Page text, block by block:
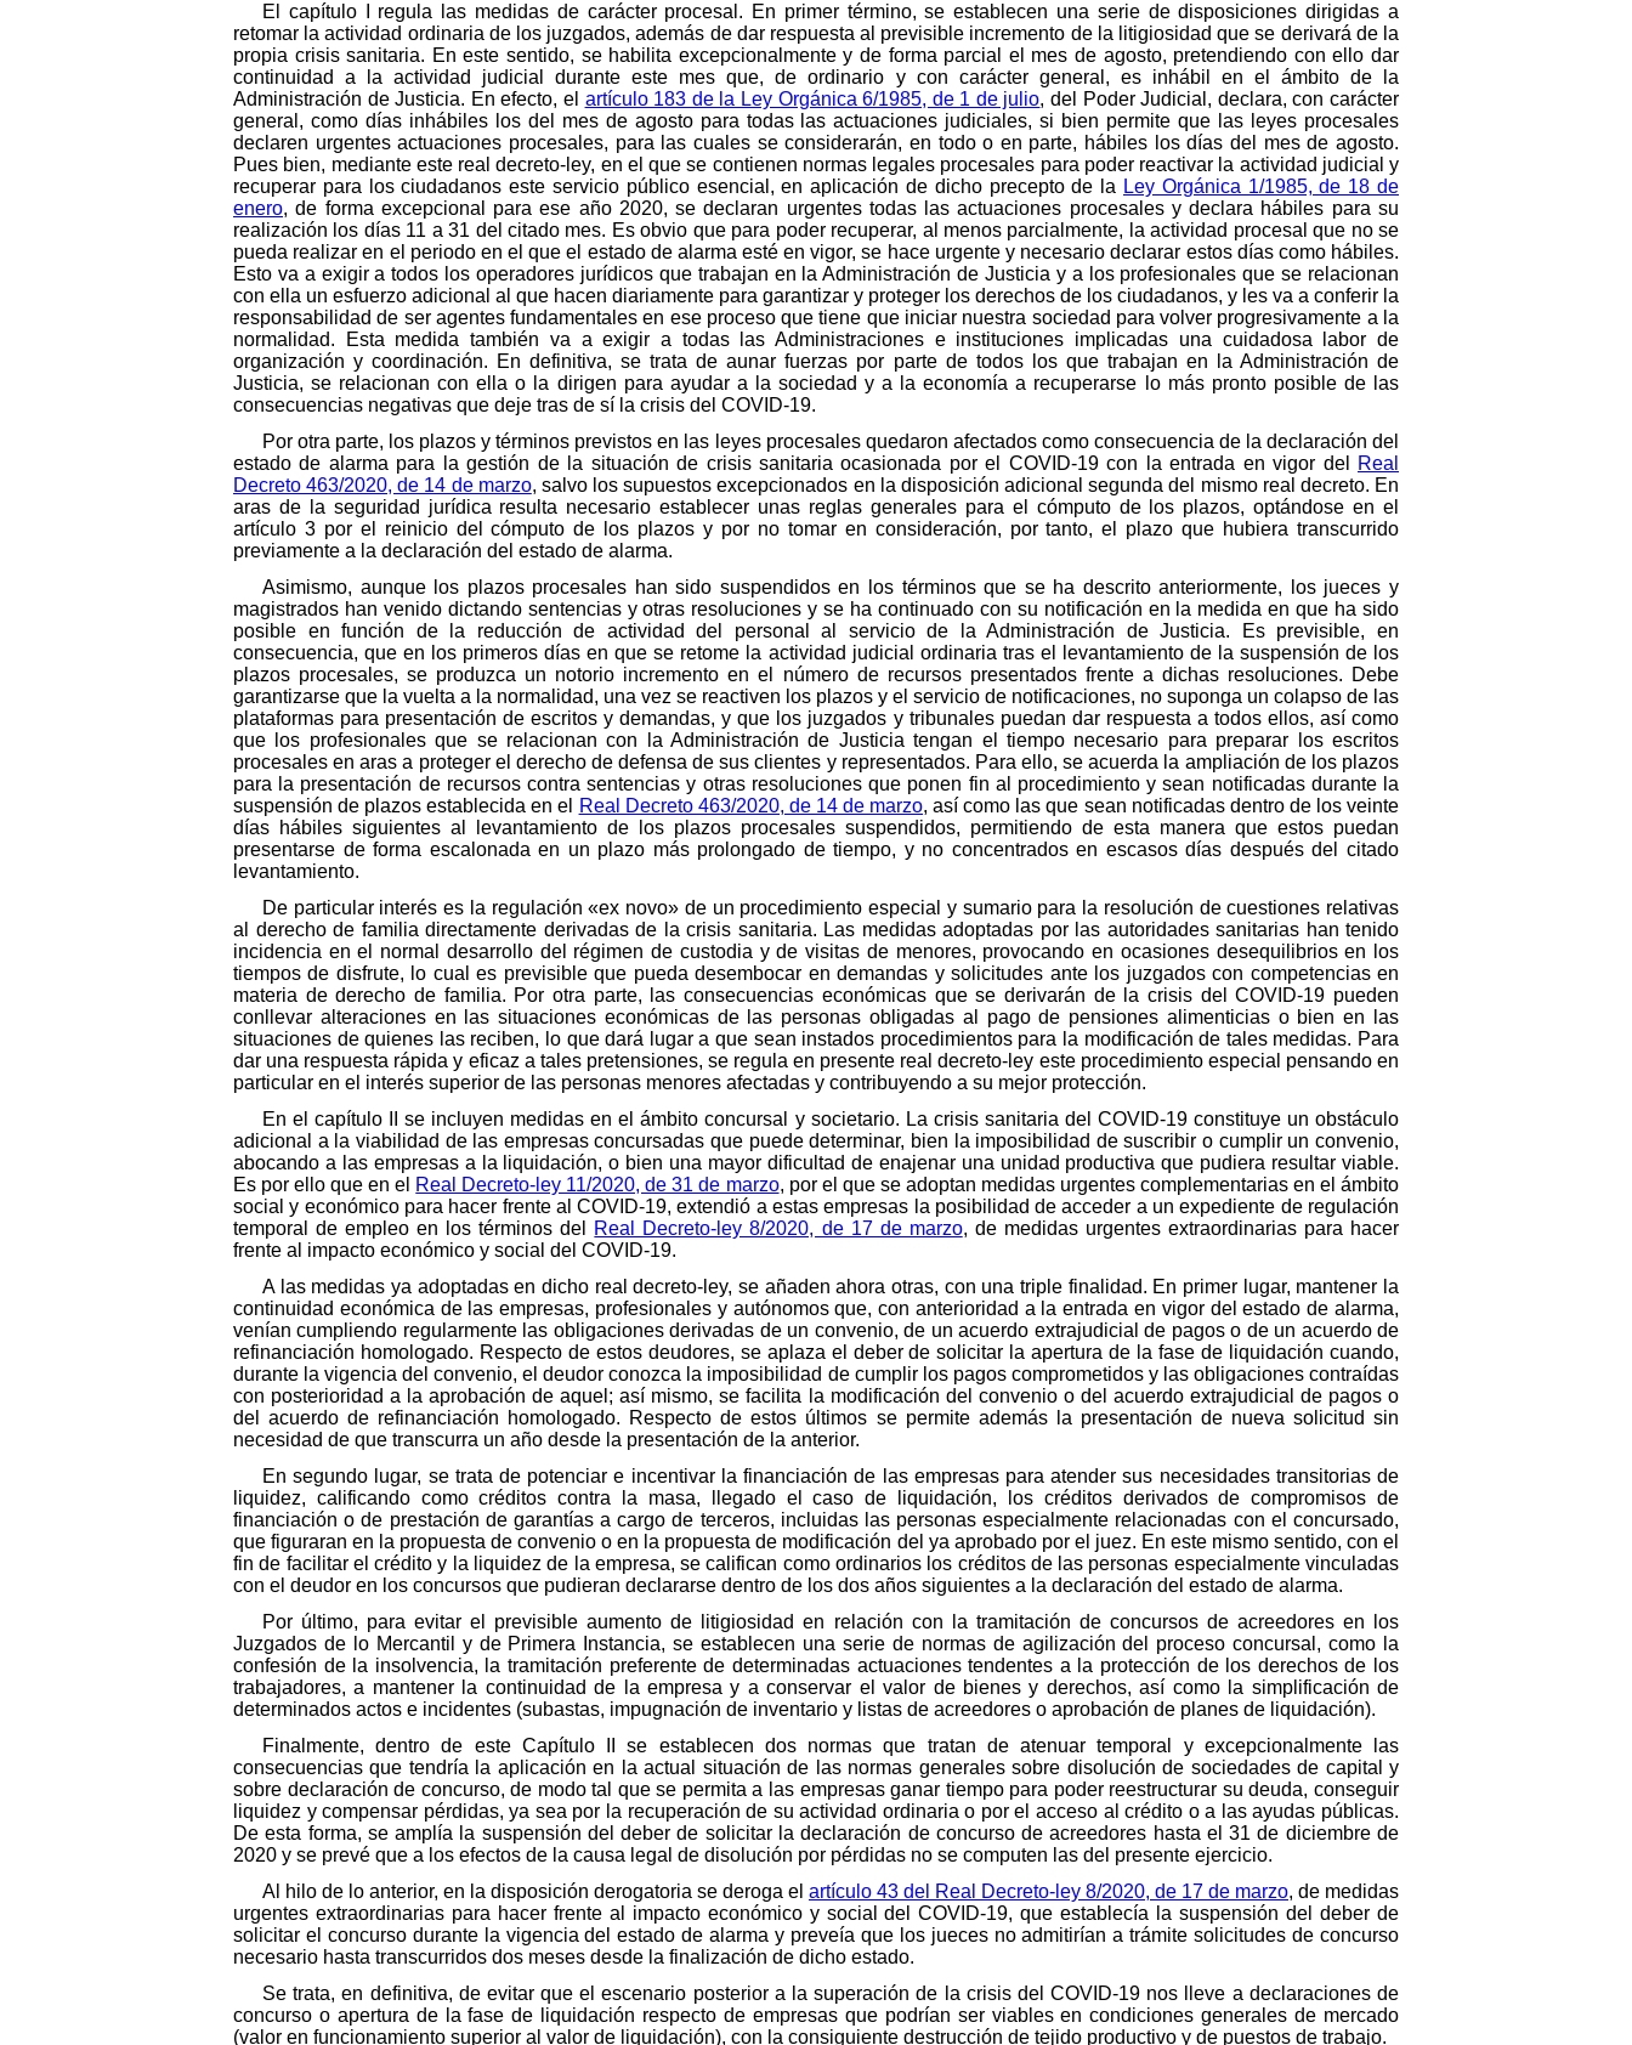
El capítulo I regula las medidas de carácter procesal. En primer término, se establecen una serie de disposiciones dirigidas a
retomar la actividad ordinaria de los juzgados, además de dar respuesta al previsible incremento de la litigiosidad que se derivará de la
propia crisis sanitaria. En este sentido, se habilita excepcionalmente y de forma parcial el mes de agosto, pretendiendo con ello dar
continuidad a la actividad judicial durante este mes que, de ordinario y con carácter general, es inhábil en el ámbito de la
Administración de Justicia. En efecto, el artículo 183 de la Ley Orgánica 6/1985, de 1 de julio, del Poder Judicial, declara, con carácter
general, como días inhábiles los del mes de agosto para todas las actuaciones judiciales, si bien permite que las leyes procesales
declaren urgentes actuaciones procesales, para las cuales se considerarán, en todo o en parte, hábiles los días del mes de agosto.
Pues bien, mediante este real decreto-ley, en el que se contienen normas legales procesales para poder reactivar la actividad judicial y
recuperar para los ciudadanos este servicio público esencial, en aplicación de dicho precepto de la Ley Orgánica 1/1985, de 18 de
enero, de forma excepcional para ese año 2020, se declaran urgentes todas las actuaciones procesales y declara hábiles para su
realización los días 11 a 31 del citado mes. Es obvio que para poder recuperar, al menos parcialmente, la actividad procesal que no se
pueda realizar en el periodo en el que el estado de alarma esté en vigor, se hace urgente y necesario declarar estos días como hábiles.
Esto va a exigir a todos los operadores jurídicos que trabajan en la Administración de Justicia y a los profesionales que se relacionan
con ella un esfuerzo adicional al que hacen diariamente para garantizar y proteger los derechos de los ciudadanos, y les va a conferir la
responsabilidad de ser agentes fundamentales en ese proceso que tiene que iniciar nuestra sociedad para volver progresivamente a la
normalidad. Esta medida también va a exigir a todas las Administraciones e instituciones implicadas una cuidadosa labor de
organización y coordinación. En definitiva, se trata de aunar fuerzas por parte de todos los que trabajan en la Administración de
Justicia, se relacionan con ella o la dirigen para ayudar a la sociedad y a la economía a recuperarse lo más pronto posible de las
consecuencias negativas que deje tras de sí la crisis del COVID-19.
Por otra parte, los plazos y términos previstos en las leyes procesales quedaron afectados como consecuencia de la declaración del
estado de alarma para la gestión de la situación de crisis sanitaria ocasionada por el COVID-19 con la entrada en vigor del
Real
Decreto 463/2020, de 14 de marzo, salvo los supuestos excepcionados en la disposición adicional segunda del mismo real decreto. En
aras de la seguridad jurídica resulta necesario establecer unas reglas generales para el cómputo de los plazos, optándose en el
artículo 3 por el reinicio del cómputo de los plazos y por no tomar en consideración, por tanto, el plazo que hubiera transcurrido
previamente a la declaración del estado de alarma.
Asimismo, aunque los plazos procesales han sido suspendidos en los términos que se ha descrito anteriormente, los jueces y
magistrados han venido dictando sentencias y otras resoluciones y se ha continuado con su notificación en la medida en que ha sido
posible en función de la reducción de actividad del personal al servicio de la Administración de Justicia. Es previsible, en
consecuencia, que en los primeros días en que se retome la actividad judicial ordinaria tras el levantamiento de la suspensión de los
plazos procesales, se produzca un notorio incremento en el número de recursos presentados frente a dichas resoluciones. Debe
garantizarse que la vuelta a la normalidad, una vez se reactiven los plazos y el servicio de notificaciones, no suponga un colapso de las
plataformas para presentación de escritos y demandas, y que los juzgados y tribunales puedan dar respuesta a todos ellos, así como
que los profesionales que se relacionan con la Administración de Justicia tengan el tiempo necesario para preparar los escritos
procesales en aras a proteger el derecho de defensa de sus clientes y representados. Para ello, se acuerda la ampliación de los plazos
para la presentación de recursos contra sentencias y otras resoluciones que ponen fin al procedimiento y sean notificadas durante la
suspensión de plazos establecida en el
Real Decreto 463/2020, de 14 de marzo, así como las que sean notificadas dentro de los veinte
días hábiles siguientes al levantamiento de los plazos procesales suspendidos, permitiendo de esta manera que estos puedan
presentarse de forma escalonada en un plazo más prolongado de tiempo, y no concentrados en escasos días después del citado
levantamiento.
De particular interés es la regulación «ex novo» de un procedimiento especial y sumario para la resolución de cuestiones relativas
al derecho de familia directamente derivadas de la crisis sanitaria. Las medidas adoptadas por las autoridades sanitarias han tenido
incidencia en el normal desarrollo del régimen de custodia y de visitas de menores, provocando en ocasiones desequilibrios en los
tiempos de disfrute, lo cual es previsible que pueda desembocar en demandas y solicitudes ante los juzgados con competencias en
materia de derecho de familia. Por otra parte, las consecuencias económicas que se derivarán de la crisis del COVID-19 pueden
conllevar alteraciones en las situaciones económicas de las personas obligadas al pago de pensiones alimenticias o bien en las
situaciones de quienes las reciben, lo que dará lugar a que sean instados procedimientos para la modificación de tales medidas. Para
dar una respuesta rápida y eficaz a tales pretensiones, se regula en presente real decreto-ley este procedimiento especial pensando en
particular en el interés superior de las personas menores afectadas y contribuyendo a su mejor protección.
En el capítulo II se incluyen medidas en el ámbito concursal y societario. La crisis sanitaria del COVID-19 constituye un obstáculo
adicional a la viabilidad de las empresas concursadas que puede determinar, bien la imposibilidad de suscribir o cumplir un convenio,
abocando a las empresas a la liquidación, o bien una mayor dificultad de enajenar una unidad productiva que pudiera resultar viable.
Es por ello que en el Real Decreto-ley 11/2020, de 31 de marzo, por el que se adoptan medidas urgentes complementarias en el ámbito
social y económico para hacer frente al COVID-19, extendió a estas empresas la posibilidad de acceder a un expediente de regulación
temporal de empleo en los términos del Real Decreto-ley 8/2020, de 17 de marzo, de medidas urgentes extraordinarias para hacer
frente al impacto económico y social del COVID-19.
A las medidas ya adoptadas en dicho real decreto-ley, se añaden ahora otras, con una triple finalidad. En primer lugar, mantener la
continuidad económica de las empresas, profesionales y autónomos que, con anterioridad a la entrada en vigor del estado de alarma,
venían cumpliendo regularmente las obligaciones derivadas de un convenio, de un acuerdo extrajudicial de pagos o de un acuerdo de
refinanciación homologado. Respecto de estos deudores, se aplaza el deber de solicitar la apertura de la fase de liquidación cuando,
durante la vigencia del convenio, el deudor conozca la imposibilidad de cumplir los pagos comprometidos y las obligaciones contraídas
con posterioridad a la aprobación de aquel; así mismo, se facilita la modificación del convenio o del acuerdo extrajudicial de pagos o
del acuerdo de refinanciación homologado. Respecto de estos últimos se permite además la presentación de nueva solicitud sin
necesidad de que transcurra un año desde la presentación de la anterior.
En segundo lugar, se trata de potenciar e incentivar la financiación de las empresas para atender sus necesidades transitorias de
liquidez, calificando como créditos contra la masa, llegado el caso de liquidación, los créditos derivados de compromisos de
financiación o de prestación de garantías a cargo de terceros, incluidas las personas especialmente relacionadas con el concursado,
que figuraran en la propuesta de convenio o en la propuesta de modificación del ya aprobado por el juez. En este mismo sentido, con el
fin de facilitar el crédito y la liquidez de la empresa, se califican como ordinarios los créditos de las personas especialmente vinculadas
con el deudor en los concursos que pudieran declararse dentro de los dos años siguientes a la declaración del estado de alarma.
Por último, para evitar el previsible aumento de litigiosidad en relación con la tramitación de concursos de acreedores en los
Juzgados de lo Mercantil y de Primera Instancia, se establecen una serie de normas de agilización del proceso concursal, como la
confesión de la insolvencia, la tramitación preferente de determinadas actuaciones tendentes a la protección de los derechos de los
trabajadores, a mantener la continuidad de la empresa y a conservar el valor de bienes y derechos, así como la simplificación de
determinados actos e incidentes (subastas, impugnación de inventario y listas de acreedores o aprobación de planes de liquidación).
Finalmente, dentro de este Capítulo II se establecen dos normas que tratan de atenuar temporal y excepcionalmente las
consecuencias que tendría la aplicación en la actual situación de las normas generales sobre disolución de sociedades de capital y
sobre declaración de concurso, de modo tal que se permita a las empresas ganar tiempo para poder reestructurar su deuda, conseguir
liquidez y compensar pérdidas, ya sea por la recuperación de su actividad ordinaria o por el acceso al crédito o a las ayudas públicas.
De esta forma, se amplía la suspensión del deber de solicitar la declaración de concurso de acreedores hasta el 31 de diciembre de
2020 y se prevé que a los efectos de la causa legal de disolución por pérdidas no se computen las del presente ejercicio.
Al hilo de lo anterior, en la disposición derogatoria se deroga el artículo 43 del Real Decreto-ley 8/2020, de 17 de marzo, de medidas
urgentes extraordinarias para hacer frente al impacto económico y social del COVID-19, que establecía la suspensión del deber de
solicitar el concurso durante la vigencia del estado de alarma y preveía que los jueces no admitirían a trámite solicitudes de concurso
necesario hasta transcurridos dos meses desde la finalización de dicho estado.
Se trata, en definitiva, de evitar que el escenario posterior a la superación de la crisis del COVID-19 nos lleve a declaraciones de
concurso o apertura de la fase de liquidación respecto de empresas que podrían ser viables en condiciones generales de mercado
(valor en funcionamiento superior al valor de liquidación), con la consiguiente destrucción de tejido productivo y de puestos de trabajo.